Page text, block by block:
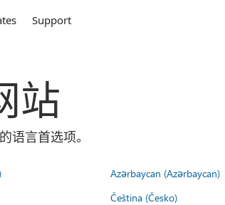
Support
站
语言首选项。
Azərbaycan (Azərbaycan)
Čeština (Česko)